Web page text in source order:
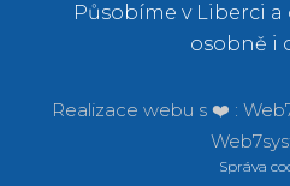
Působíme v Liberci a
osobně i
Realizace webu s ❤️ :
Správa